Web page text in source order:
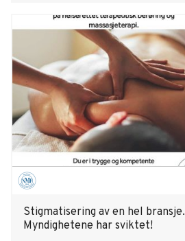
Stigmatisering av en hel bransje.
Myndighetene har sviktet!